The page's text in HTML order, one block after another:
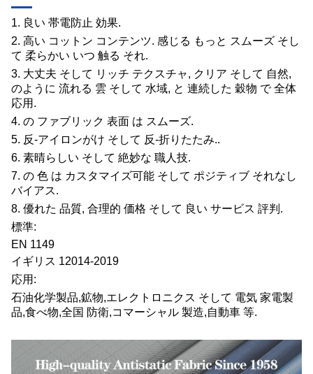
1. 良い 帯電防止 効果.
2. 高い コットン コンテンツ. 感じる もっと スムーズ そし
て 柔らかい いつ 触る それ.
3. 大丈夫 そして リッチ テクスチャ, クリア そして 自然,
のように 流れる 雲 そして 水域, と 連続した 穀物 で 全体
応用.
4. の ファブリック 表面 は スムーズ.
5. 反-アイロンがけ そして 反-折りたたみ..
6. 素晴らしい そして 絶妙な 職人技.
7. の 色 は カスタマイズ可能 そして ポジティブ それなし
バイアス.
8. 優れた 品質, 合理的 価格 そして 良い サービス 評判.
標準:
EN 1149
イギリス 12014-2019
応用:
石油化学製品,鉱物,エレクトロニクス そして 電気 家電製
品,食べ物,全国 防衛,コマーシャル 製造,自動車 等.